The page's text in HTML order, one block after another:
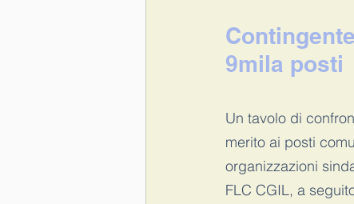
9mila posti
Un tavolo di
merito ai posti
organizzazioni
FLC CGIL, a